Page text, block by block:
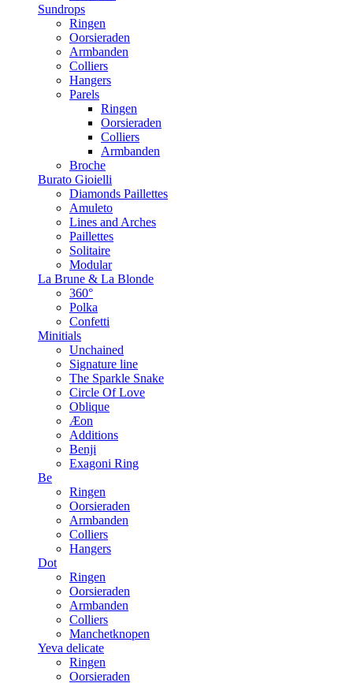
Sundrops
Ringen
Oorsieraden
Armbanden
Colliers
Hangers
Parels
Ringen
Oorsieraden
Colliers
Armbanden
Broche
Burato Gioielli
Diamonds Paillettes
Amuleto
Lines and Arches
Paillettes
Solitaire
Modular
La Brune & La Blonde
360°
Polka
Confetti
Minitials
Unchained
Signature line
The Sparkle Snake
Circle Of Love
Oblique
Æon
Additions
Benji
Exagoni Ring
Be
Ringen
Oorsieraden
Armbanden
Colliers
Hangers
Dot
Ringen
Oorsieraden
Armbanden
Colliers
Manchetknopen
Yeva delicate
Ringen
Oorsieraden